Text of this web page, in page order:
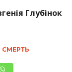
Глубінок
СМЕРТЬ